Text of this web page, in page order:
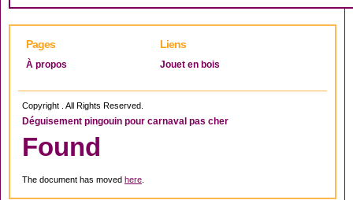
Pages
À propos
Liens
Jouet en bois
Copyright . All Rights Reserved.
Déguisement pingouin pour carnaval pas cher
Found
The document has moved here